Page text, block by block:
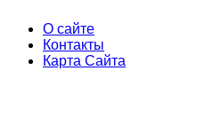
О сайте
Контакты
Карта Сайта